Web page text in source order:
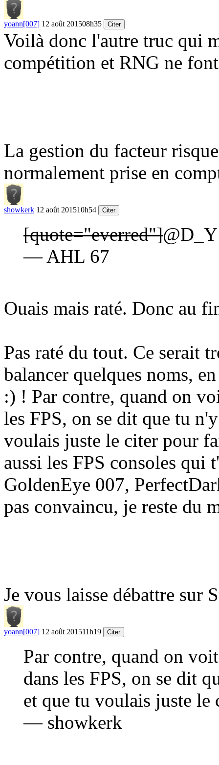
yoann[007] 12 août 201508h35 Citer
Voilà donc l'autre truc qui
compétition et RNG ne
La gestion du facteur
normalement prise en
showkerk 12 août 201510h54 Citer
[quote="everred"]
— AHL 67
Ouais mais raté. Donc au
Pas raté du tout. Ce serait
balancer quelques noms,
:) ! Par contre, quand on
les FPS, on se dit que tu
voulais juste le citer pour
aussi les FPS consoles
GoldenEye 007,
pas convaincu, je reste du
Je vous laisse débattre sur
yoann[007] 12 août 201511h19 Citer
Par contre, quand on
dans les FPS, on se dit
et que tu voulais juste le
— showkerk